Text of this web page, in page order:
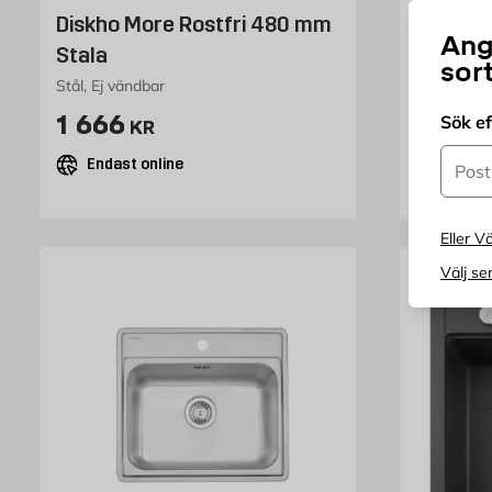
Sök
Eller
Välj
Diskho More Rostfri 480 mm
Stala
Stål, Ej vändbar
Pris 1666 kr
1 666 KR
Endast online
Stala
Finns i
FRÅN